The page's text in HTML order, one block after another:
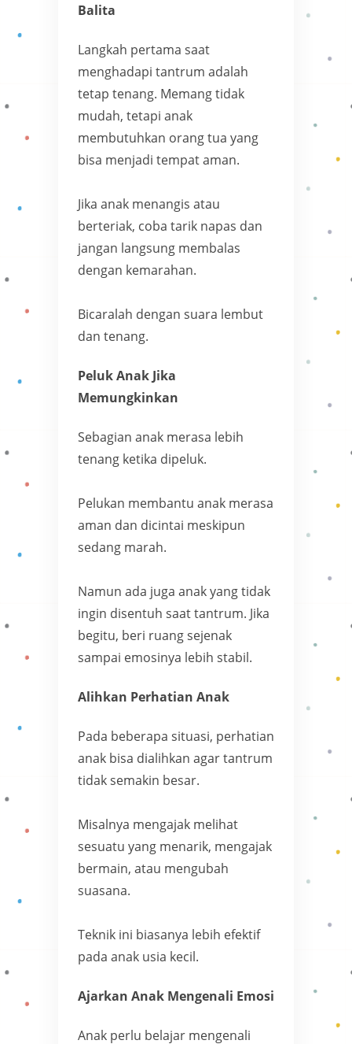
Balita
Langkah pertama saat
menghadapi tantrum adalah
tetap tenang. Memang tidak
mudah, tetapi anak
membutuhkan orang tua yang
bisa menjadi tempat aman.
Jika anak menangis atau
berteriak, coba tarik napas dan
jangan langsung membalas
dengan kemarahan.
Bicaralah dengan suara lembut
dan tenang.
Peluk Anak Jika
Memungkinkan
Sebagian anak merasa lebih
tenang ketika dipeluk.
Pelukan membantu anak merasa
aman dan dicintai meskipun
sedang marah.
Namun ada juga anak yang tidak
ingin disentuh saat tantrum. Jika
begitu, beri ruang sejenak
sampai emosinya lebih stabil.
Alihkan Perhatian Anak
Pada beberapa situasi, perhatian
anak bisa dialihkan agar tantrum
tidak semakin besar.
Misalnya mengajak melihat
sesuatu yang menarik, mengajak
bermain, atau mengubah
suasana.
Teknik ini biasanya lebih efektif
pada anak usia kecil.
Ajarkan Anak Mengenali Emosi
Anak perlu belajar mengenali